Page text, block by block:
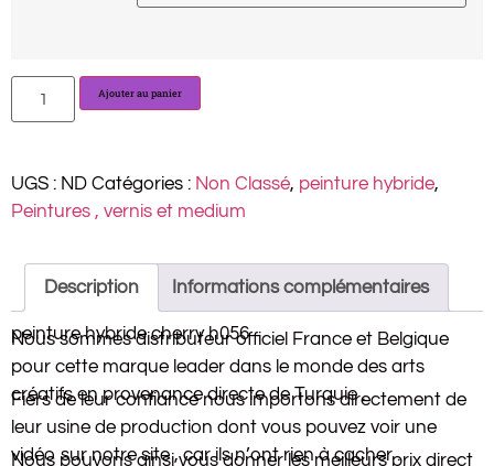
Ajouter au panier
UGS : ND Catégories : Non Classé, peinture hybride,
Peintures , vernis et medium
Description Informations complémentaires
peinture hybride cherry h056
Nous sommes distributeur officiel France et Belgique
pour cette marque leader dans le monde des arts
créatifs en provenance directe de Turquie .
Fiers de leur confiance nous importons directement de
leur usine de production dont vous pouvez voir une
vidéo sur notre site , car ils n’ont rien à cacher .
Nous pouvons ainsi vous donner les meilleurs prix direct